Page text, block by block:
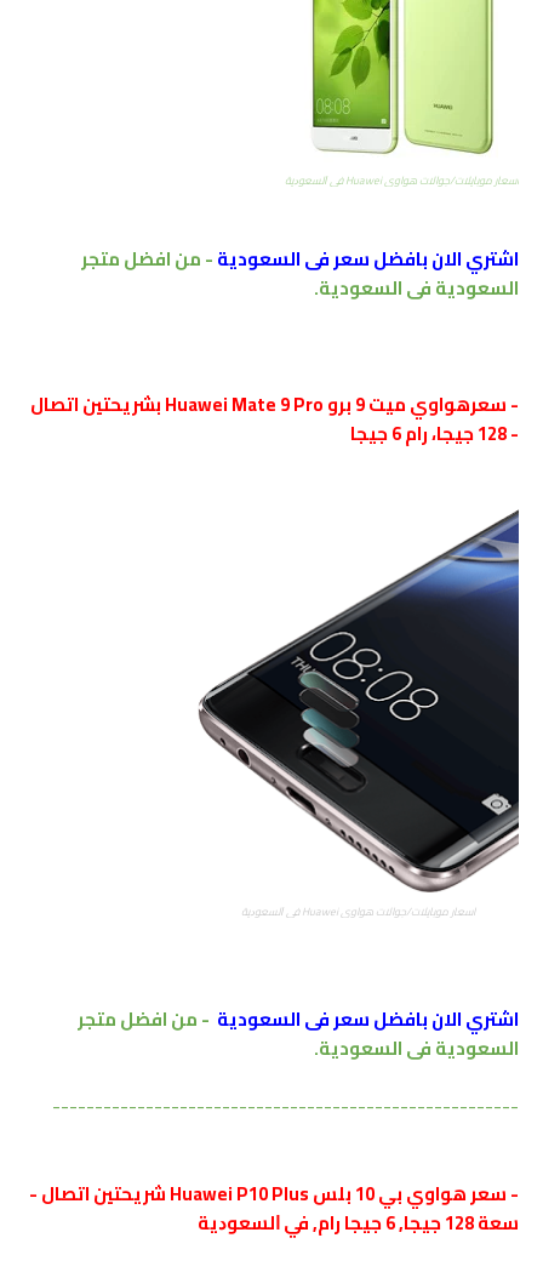
اسعار موبايلات/جوالات هواوي Huawei ﻓﻲ ﺍﻟﺴﻌﻮﺩﻳﺔ
اشتري الان بافضل سعر فى السعودية- من افضل متجر
السعودية فى السعودية.
- سعرهواوي ميت 9 برو Huawei Mate 9 Pro بشريحتين اتصال
- 128 جيجا، رام 6 جيجا
اسعار موبايلات/جوالات هواوي Huawei ﻓﻲ ﺍﻟﺴﻌﻮﺩﻳﺔ
اشتري الان بافضل سعر فى السعودية - من افضل متجر
السعودية فى السعودية.
-------------------------------------------------------
- سعر هواوي بي 10 بلس Huawei P10 Plus شريحتين اتصال -
سعة 128 جيجا, 6 جيجا رام, ﻓﻲ ﺍﻟﺴﻌﻮﺩﻳﺔ